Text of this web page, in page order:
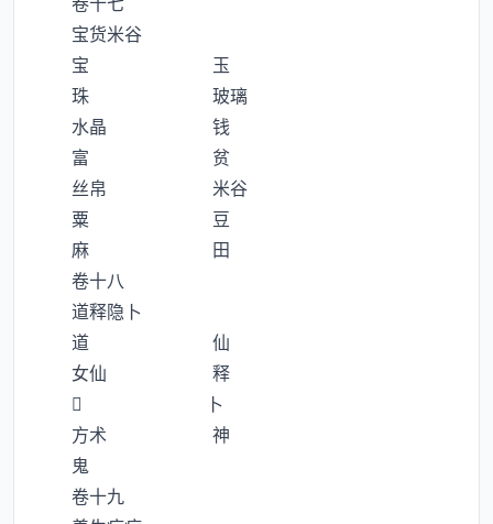
宝货米谷
宝 玉
珠 玻璃
水晶 钱
富 贫
丝帛 米谷
粟 豆
麻 田
卷十八
道释隐卜
道 仙
女仙 释
 卜
方术 神
鬼
卷十九